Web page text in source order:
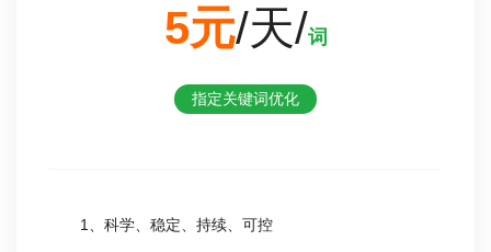
5元/天/词
指定关键词优化
1、科学、稳定、持续、可控